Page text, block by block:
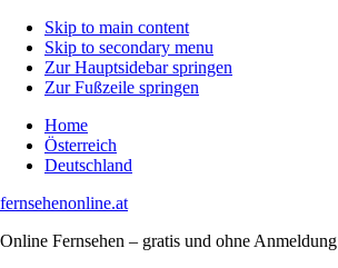
Skip to main content
Skip to secondary menu
Zur Hauptsidebar springen
Zur Fußzeile springen
Home
Österreich
Deutschland
fernsehenonline.at
Online Fernsehen – gratis und ohne Anmeldung